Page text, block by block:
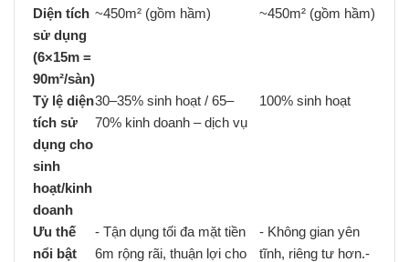
Diện tích
sử dụng
(6×15m =
90m²/sàn)
~450m² (gồm hầm) ~450m² (gồm hầm)
Tỷ lệ diện
tích sử
dụng cho
sinh
hoạt/kinh
doanh
30–35% sinh hoạt / 65–
70% kinh doanh – dịch vụ
100% sinh hoạt
Ưu thế
nổi bật
- Tận dụng tối đa mặt tiền
6m rộng rãi, thuận lợi cho
- Không gian yên
tĩnh, riêng tư hơn.-